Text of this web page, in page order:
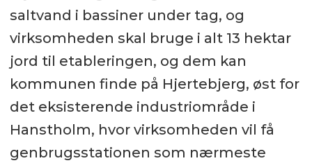
saltvand i bassiner under tag, og
virksomheden skal bruge i alt 13 hektar
jord til etableringen, og dem kan
kommunen finde på Hjertebjerg, øst for
det eksisterende industriområde i
Hanstholm, hvor virksomheden vil få
genbrugsstationen som nærmeste